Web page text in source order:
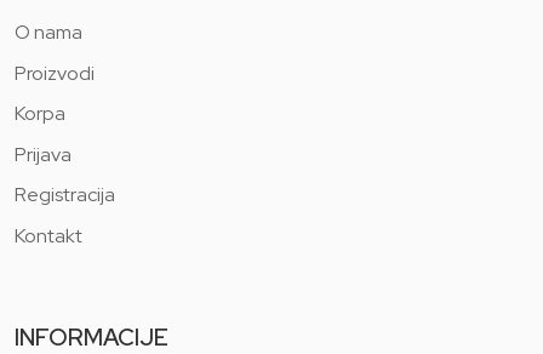
O nama
Proizvodi
Korpa
Prijava
Registracija
Kontakt
INFORMACIJE